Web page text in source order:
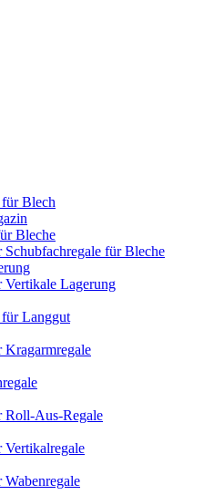
Blech
Bleche
Schubfachregale für Bleche
Vertikale Lagerung
Langgut
Kragarmregale
Roll-Aus-Regale
Vertikalregale